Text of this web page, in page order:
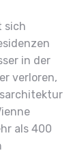
sich
in der
verloren,
als 400